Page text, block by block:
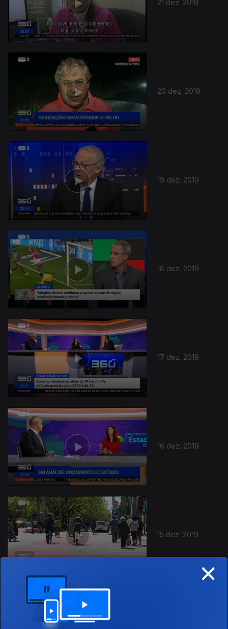
21 dez. 2019
20 dez. 2019
19 dez. 2019
18 dez. 2019
17 dez. 2019
16 dez. 2019
15 dez. 2019
×